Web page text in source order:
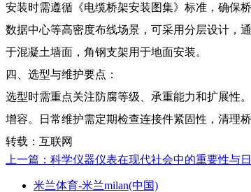
安装时需遵循《电缆桥架安装图集》标准，确保
数据中心等高密度布线场景，可采用分层设计，
于混凝土墙面，角钢支架用于地面安装。
四、选型与维护要点：
选型时需重点关注防腐等级、承重能力和扩展性
增容。日常维护需定期检查连接件紧固性，清理
转载：互联网
上一篇： 科学仪器仪表在现代社会中的重要性与
米兰体育-米兰milan(中国)